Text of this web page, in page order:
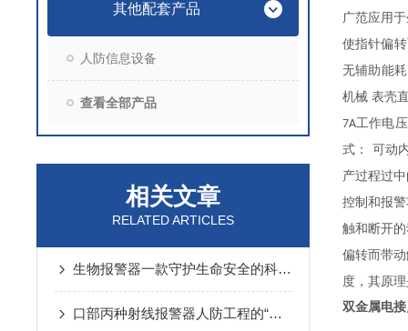
其他配套产品
人防信息设备
查看全部产品
相关文章
RELATED ARTICLES
生物报警器一款守护生命安全的科技哨兵
口部丙种射线报警器人防工程的“核生化”哨兵
广范应用
使指针偏
无辅助能
机械 表壳
7A工作电
式： 可动
产过程过
控制和报
触和断开
偏转而带
度，其原
双金属电